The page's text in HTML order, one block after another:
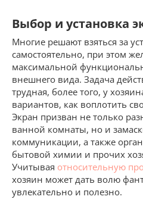
Выбор и установка
Многие решают взяться за
самостоятельно, при этом
максимальной
внешнего вида. Задача
трудная, более того, у
вариантов, как воплотить
Экран призван не только
ванной комнаты, но и
коммуникации, а также
бытовой химии и прочих
Учитывая относительную
хозяин может дать волю
увлекательно и полезно.